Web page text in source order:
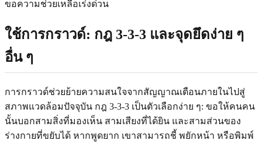
ขอความช่วยเหลือเร่งด่วน
ใช้การกราวด์: กฎ 3-3-3 และจุดยึดง่าย ๆ
อื่น ๆ
การกราวด์ช่วยย้ายความสนใจจากสัญญาณเตือนภายในไปสู่
สภาพแวดล้อมปัจจุบัน กฎ 3-3-3 เป็นตัวเลือกง่าย ๆ: ขอให้คนคน
นั้นบอกสามสิ่งที่มองเห็น สามเสียงที่ได้ยิน และสามส่วนของ
ร่างกายที่ขยับได้ หากพูดยาก เขาสามารถชี้ พยักหน้า หรือพิมพ์